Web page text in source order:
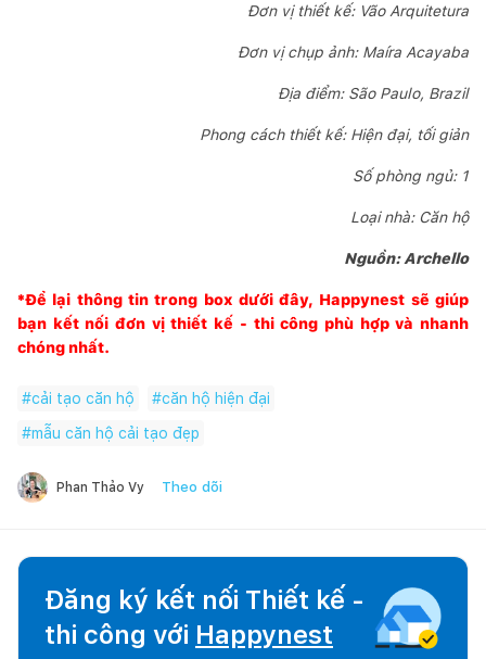
Đơn vị thiết kế: Vão Arquitetura
Đơn vị chụp ảnh: Maíra Acayaba
Địa điểm: São Paulo, Brazil
Phong cách thiết kế: Hiện đại, tối giản
Số phòng ngủ: 1
Loại nhà: Căn hộ
Nguồn: Archello
*Để lại thông tin trong box dưới đây, Happynest sẽ giúp
bạn kết nối đơn vị thiết kế - thi công phù hợp và nhanh
chóng nhất.
#cải tạo căn hộ #căn hộ hiện đại
#mẫu căn hộ cải tạo đẹp
Phan Thảo Vy Theo dõi
Đăng ký kết nối Thiết kế -
thi công với Happynest